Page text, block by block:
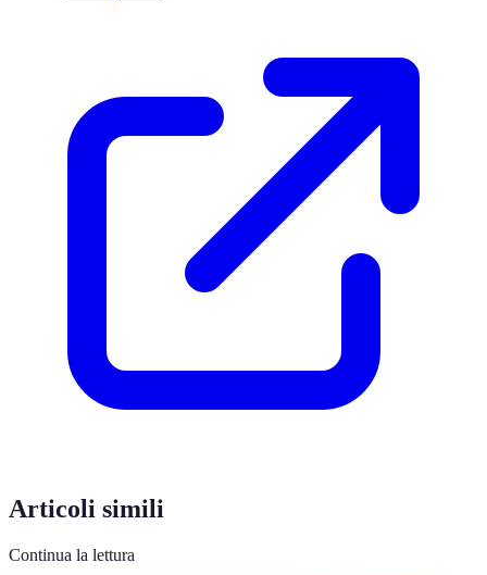
Articoli simili
Continua la lettura